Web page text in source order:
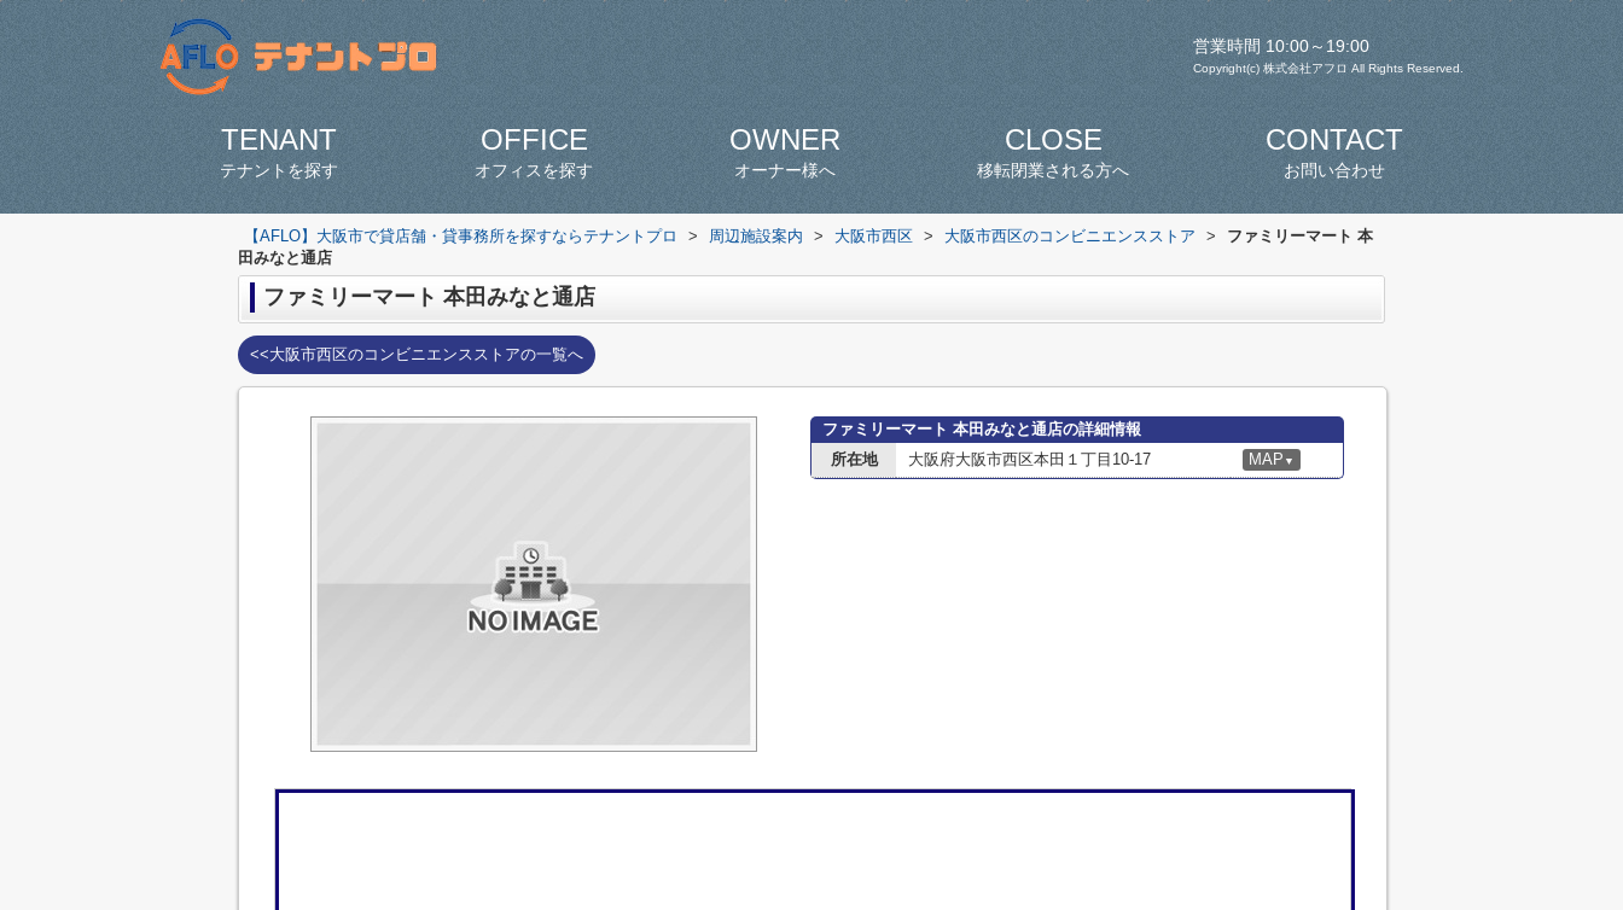
営業時間 10:00～19:00
Copyright(c) 株式会社アフロ All Rights Reserved.
TENANT
テナントを探す
OFFICE
オフィスを探す
OWNER
オーナー様へ
CLOSE
移転閉業される方へ
CONTACT
お問い合わせ
【AFLO】大阪市で貸店舗・貸事務所を探すならテナントプロ > 周辺施設案内 > 大阪市西区 > 大阪市西区のコンビニエンスストア >
ファミリーマート 本
田みなと通店
ファミリーマート 本田みなと通店
<<大阪市西区のコンビニエンスストアの一覧へ
ファミリーマート 本田みなと通店の詳細情報
所在地
大阪府大阪市西区本田１丁目10-17 MAP ▼